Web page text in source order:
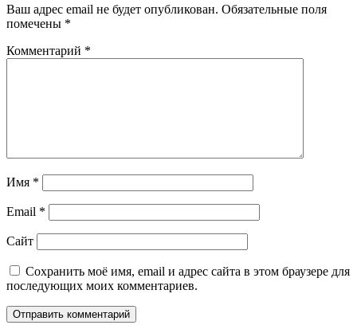
Ваш адрес email не будет опубликован. Обязательные поля
помечены *
Комментарий *
Имя *
Email *
Сайт
Сохранить моё имя, email и адрес сайта в этом браузере для
последующих моих комментариев.